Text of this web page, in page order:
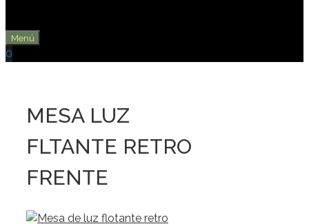
Menú
0
MESA LUZ
FLTANTE RETRO
FRENTE